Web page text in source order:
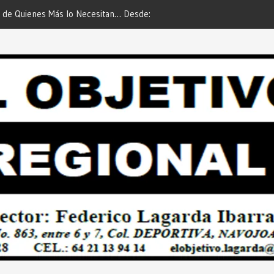
Desde:
Es María Rosario Esquer la Afortunada Ganadora del
AUTOMÓVIL DODGE ATTITUDE de “GANA CON TU
Regional”.